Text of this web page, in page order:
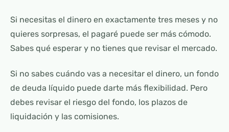
Si necesitas el dinero en exactamente tres meses y no
quieres sorpresas, el pagaré puede ser más cómodo.
Sabes qué esperar y no tienes que revisar el mercado.
Si no sabes cuándo vas a necesitar el dinero, un fondo
de deuda líquido puede darte más flexibilidad. Pero
debes revisar el riesgo del fondo, los plazos de
liquidación y las comisiones.